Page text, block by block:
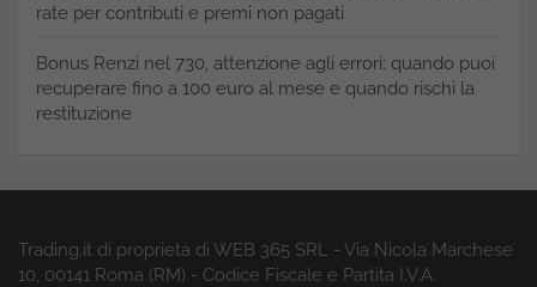
rate per contributi e premi non pagati
Bonus Renzi nel 730, attenzione agli errori: quando puoi
recuperare fino a 100 euro al mese e quando rischi la
restituzione
Trading.it di proprietà di WEB 365 SRL - Via Nicola Marchese
10, 00141 Roma (RM) - Codice Fiscale e Partita I.V.A.